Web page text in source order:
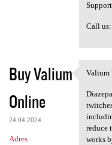
Call
Buy Valium
Online
24.04.2024
Adres
Valium
Valium
reduce
works